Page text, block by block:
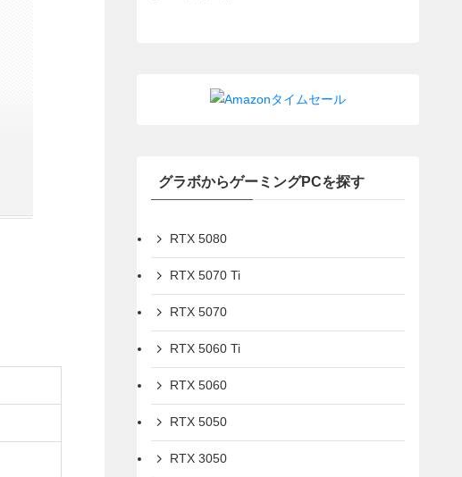
グラボからゲーミングPCを探す
RTX 5080
RTX 5070 Ti
RTX 5070
RTX 5060 Ti
RTX 5060
RTX 5050
RTX 3050